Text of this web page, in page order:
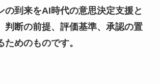
の到来をAI時代の意思決定支援と
判断の前提、評価基準、承認の置
ためのものです。